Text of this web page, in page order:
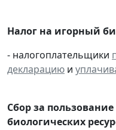
Налог на игорный
- налогоплательщики
декларацию и
Сбор за
биологических